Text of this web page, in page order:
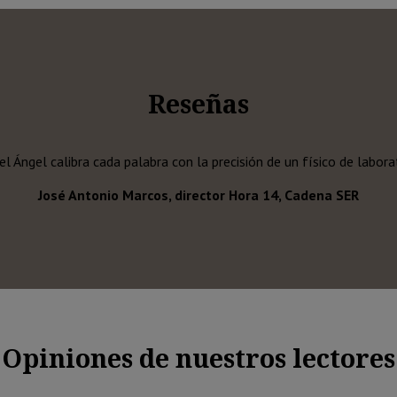
Reseñas
Ángel calibra cada palabra con la precisión de un físico de
José Antonio Marcos, director Hora 14, Cadena SER
Opiniones de nuestros lectores